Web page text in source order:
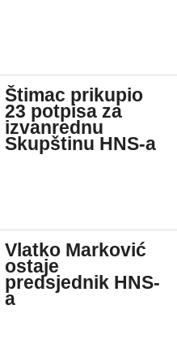
Štimac prikupio
23 potpisa za
izvanrednu
Skupštinu HNS-a
Vlatko Marković
ostaje
predsjednik HNS-
a